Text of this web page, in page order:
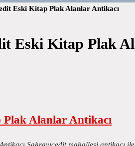
Eski Kitap Plak Alanlar Antikacı
Eski Kitap Plak
Plak Alanlar Antikacı
Sahrayıcedit mahallesi antikacı